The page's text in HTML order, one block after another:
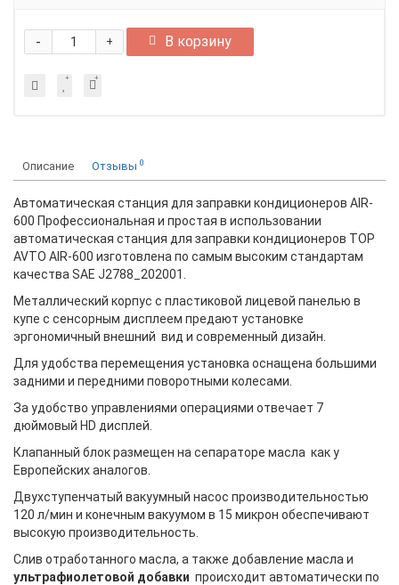
+
- В корзину
Описание Отзывы 0
Автоматическая станция для заправки кондиционеров AIR-
600 Профессиональная и простая в использовании
автоматическая станция для заправки кондиционеров TOP
AVTO AIR-600 изготовлена по самым высоким стандартам
качества SAE J2788_202001.
Металлический корпус с пластиковой лицевой панелью в
купе с сенсорным дисплеем предают установке
эргономичный внешний вид и современный дизайн.
Для удобства перемещения установка оснащена большими
задними и передними поворотными колесами.
За удобство управлениями операциями отвечает 7
дюймовый HD дисплей.
Клапанный блок размещен на сепараторе масла как у
Европейских аналогов.
Двухступенчатый вакуумный насос производительностью
120 л/мин и конечным вакуумом в 15 микрон обеспечивают
высокую производительность.
Слив отработанного масла, а также добавление масла и
ультрафиолетовой добавки происходит автоматически по